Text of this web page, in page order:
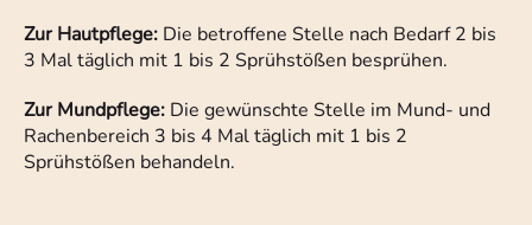
Zur Hautpflege: Die betroffene Stelle nach Bedarf 2 bis
3 Mal täglich mit 1 bis 2 Sprühstößen besprühen.
Zur Mundpflege: Die gewünschte Stelle im Mund- und
Rachenbereich 3 bis 4 Mal täglich mit 1 bis 2
Sprühstößen behandeln.